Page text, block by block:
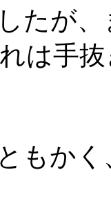
たが
は手
もか